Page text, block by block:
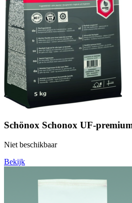
Schönox Schonox UF-
Niet beschikbaar
Bekijk